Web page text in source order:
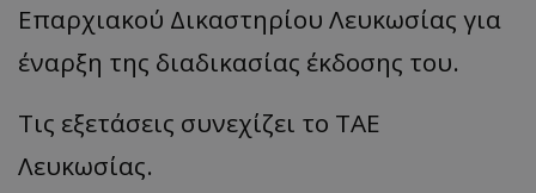
Επαρχιακού Δικαστηρίου Λευκωσίας για
έναρξη της διαδικασίας έκδοσης του.
Τις εξετάσεις συνεχίζει το ΤΑΕ
Λευκωσίας.